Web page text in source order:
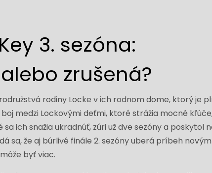
3. sezóna:
zrušená?
rodiny Locke v ich rodnom dome, ktorý je
medzi Lockovými deťmi, ktoré strážia mocné
ich snažia ukradnúť, zúri už dve sezóny a poskytol
sa, že aj búrlivé finále 2. sezóny uberá príbeh novým
byť viac.